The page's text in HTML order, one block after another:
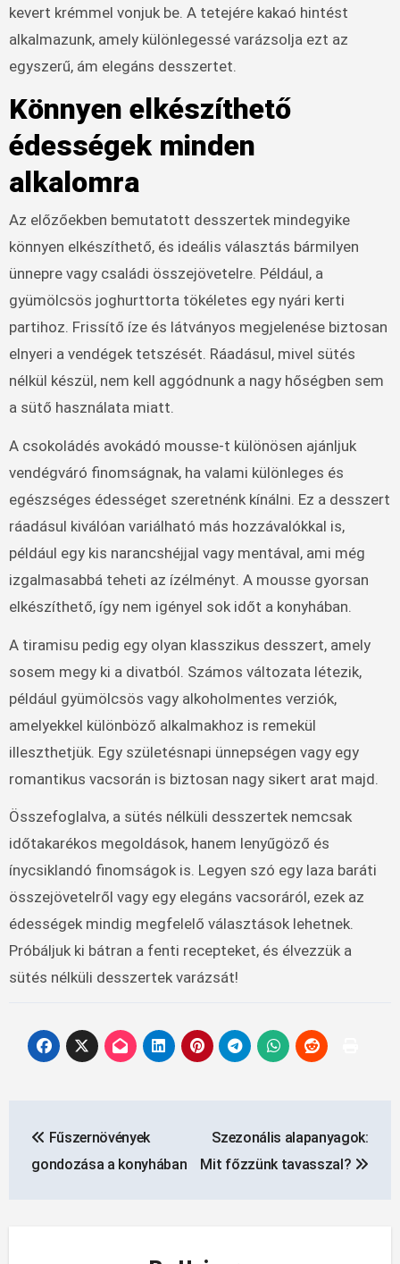
kevert krémmel vonjuk be. A tetejére kakaó hintést
alkalmazunk, amely különlegessé varázsolja ezt az
egyszerű, ám elegáns desszertet.
Könnyen elkészíthető
édességek minden
alkalomra
Az előzőekben bemutatott desszertek mindegyike
könnyen elkészíthető, és ideális választás bármilyen
ünnepre vagy családi összejövetelre. Például, a
gyümölcsös joghurttorta tökéletes egy nyári kerti
partihoz. Frissítő íze és látványos megjelenése biztosan
elnyeri a vendégek tetszését. Ráadásul, mivel sütés
nélkül készül, nem kell aggódnunk a nagy hőségben sem
a sütő használata miatt.
A csokoládés avokádó mousse-t különösen ajánljuk
vendégváró finomságnak, ha valami különleges és
egészséges édességet szeretnénk kínálni. Ez a desszert
ráadásul kiválóan variálható más hozzávalókkal is,
például egy kis narancshéjjal vagy mentával, ami még
izgalmasabbá teheti az ízélményt. A mousse gyorsan
elkészíthető, így nem igényel sok időt a konyhában.
A tiramisu pedig egy olyan klasszikus desszert, amely
sosem megy ki a divatból. Számos változata létezik,
például gyümölcsös vagy alkoholmentes verziók,
amelyekkel különböző alkalmakhoz is remekül
illeszthetjük. Egy születésnapi ünnepségen vagy egy
romantikus vacsorán is biztosan nagy sikert arat majd.
Összefoglalva, a sütés nélküli desszertek nemcsak
időtakarékos megoldások, hanem lenyűgöző és
ínycsiklandó finomságok is. Legyen szó egy laza baráti
összejövetelről vagy egy elegáns vacsoráról, ezek az
édességek mindig megfelelő választások lehetnek.
Próbáljuk ki bátran a fenti recepteket, és élvezzük a
sütés nélküli desszertek varázsát!
navigáció
Fűszernövények
gondozása a konyhában
Szezonális alapanyagok:
Mit főzzünk tavasszal?